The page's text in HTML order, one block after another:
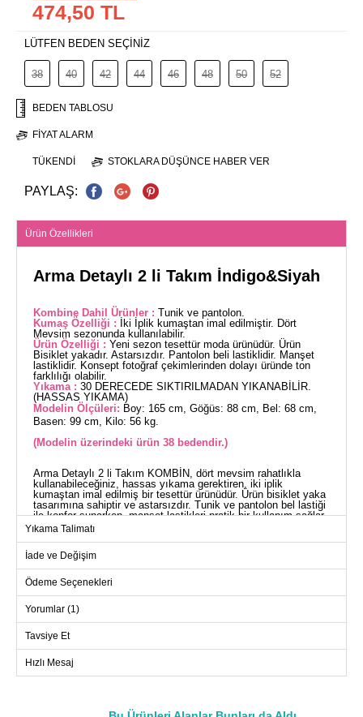
474,50 TL
LÜTFEN BEDEN SEÇİNİZ
38 40 42 44 46 48 50 52
BEDEN TABLOSU
FIYAT ALARM
TÜKENDI STOKLARA DÜŞÜNCE HABER VER
PAYLAŞ:
Ürün Özellikleri
Arma Detaylı 2 li Takım İndigo&Siyah
Kombine Dahil Ürünler : Tunik ve pantolon.
Kumaş Özelliği :
İki İplik kumaştan imal edilmiştir. Dört
Mevsim sezonunda kullanılabilir.
Ürün Özelliği : Yeni sezon tesettür moda ürünüdür. Ürün
Bisiklet yakadır. Astarsızdır. Pantolon beli lastiklidir. Manşet
lastiklidir. Konsept fotoğraf çekimlerinden dolayı üründe ton
farklılığı olabilir.
Yıkama : 30 DERECEDE SIKTIRILMADAN YIKANABİLİR.
(HASSAS YIKAMA)
Modelin Ölçüleri: Boy: 165 cm, Göğüs: 88 cm, Bel: 68 cm,
Basen: 99 cm, Kilo: 56 kg.
(Modelin üzerindeki ürün 38 bedendir.)
Arma Detaylı 2 li Takım KOMBİN, dört mevsim rahatlıkla
kullanabileceğiniz, hassas yıkama gerektiren, iki iplik
kumaştan imal edilmiş bir tesettür ürünüdür. Ürün bisiklet yaka
tasarımına sahiptir ve astarsızdır. Tunik ve pantolon bel lastiği
ile konfor sunarken, manşet lastikleri pratik bir kullanım sağlar.
Tunik ve pantolon kombini her ortamda şık ve rahat olmanız
Beden
38
102
87
40
106
87
Yıkama Talimatı
İade ve Değişim
Ödeme Seçenekleri
Yorumlar (1)
Tavsiye Et
Hızlı Mesaj